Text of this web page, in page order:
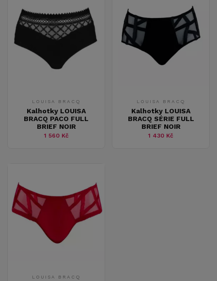
LOUISA BRACQ
Kalhotky LOUISA
BRACQ PACO FULL
BRIEF NOIR
1 560 Kč
LOUISA BRACQ
Kalhotky LOUISA
BRACQ SÉRIE FULL
BRIEF NOIR
1 430 Kč
LOUISA BRACQ